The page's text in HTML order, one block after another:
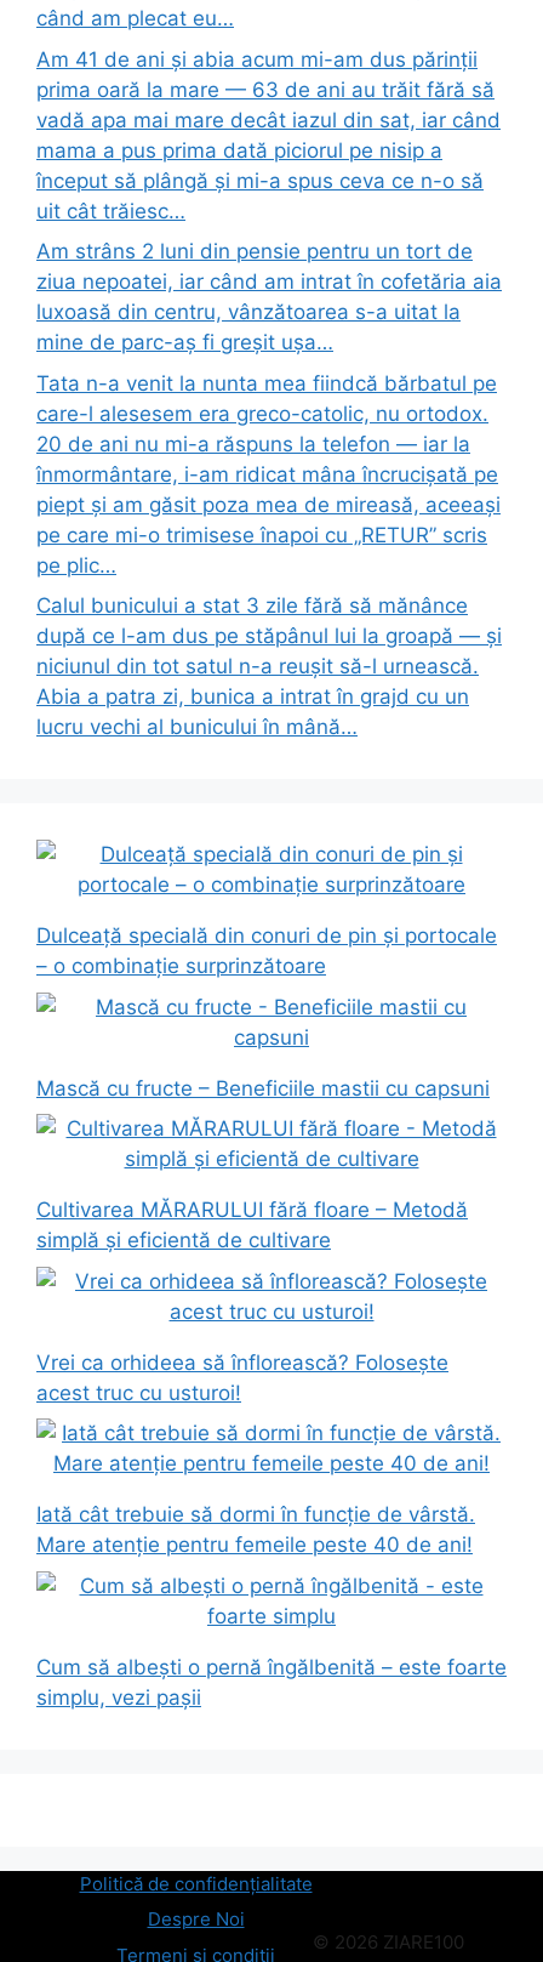
când am plecat eu…
Am 41 de ani și abia acum mi-am dus părinții
prima oară la mare — 63 de ani au trăit fără să
vadă apa mai mare decât iazul din sat, iar când
mama a pus prima dată piciorul pe nisip a
început să plângă și mi-a spus ceva ce n-o să
uit cât trăiesc…
Am strâns 2 luni din pensie pentru un tort de
ziua nepoatei, iar când am intrat în cofetăria aia
luxoasă din centru, vânzătoarea s-a uitat la
mine de parc-aș fi greșit ușa…
Tata n-a venit la nunta mea fiindcă bărbatul pe
care-l alesesem era greco-catolic, nu ortodox.
20 de ani nu mi-a răspuns la telefon — iar la
înmormântare, i-am ridicat mâna încrucișată pe
piept și am găsit poza mea de mireasă, aceeași
pe care mi-o trimisese înapoi cu „RETUR” scris
pe plic…
Calul bunicului a stat 3 zile fără să mănânce
după ce l-am dus pe stăpânul lui la groapă — și
niciunul din tot satul n-a reușit să-l urnească.
Abia a patra zi, bunica a intrat în grajd cu un
lucru vechi al bunicului în mână…
Dulceață specială din conuri de pin și portocale
– o combinație surprinzătoare
Mască cu fructe – Beneficiile mastii cu capsuni
Cultivarea MĂRARULUI fără floare – Metodă
simplă și eficientă de cultivare
Vrei ca orhideea să înflorească? Folosește
acest truc cu usturoi!
Iată cât trebuie să dormi în funcție de vârstă.
Mare atenție pentru femeile peste 40 de ani!
Cum să albești o pernă îngălbenită – este foarte
simplu, vezi pașii
Politică de confidențialitate
Despre Noi
Termeni și condiții
© 2026 ZIARE100